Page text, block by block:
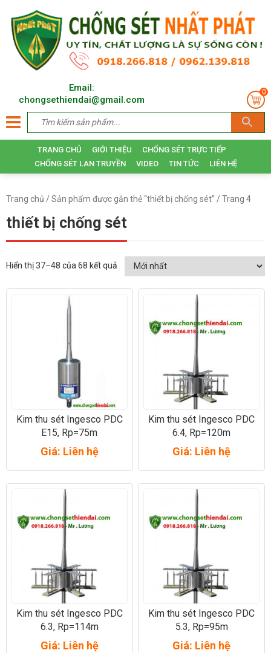
Email:
chongsethiendai@gmail.com
0
TRANG CHỦ GIỚI THIỆU
CHỐNG SÉT TRỰC TIẾP
CHỐNG SÉT LAN TRUYỀN
VIDEO TIN TỨC LIÊN HỆ
Trang chủ /Sản phẩm được gắn thẻ “thiết bị chống sét” / Trang 4
thiết bị chống sét
Hiển thị 37–48 của 68 kết quả
Kim thu sét Ingesco PDC
E15, Rp=75m
Giá: Liên hệ
Kim thu sét Ingesco PDC
6.4, Rp=120m
Giá: Liên hệ
Kim thu sét Ingesco PDC
6.3, Rp=114m
Giá: Liên hệ
Kim thu sét Ingesco PDC
5.3, Rp=95m
Giá: Liên hệ